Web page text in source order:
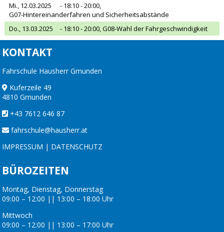
Mi., 12.03.2025
- 18:10 - 20:00,
G07-Hintereinanderfahren und Sicherheitsabstände
Do., 13.03.2025
- 18:10 - 20:00,G08-Wahl der Fahrgeschwindigkeit
KONTAKT
Fahrschule Hausherr Gmunden
Kuferzeile 49
4810 Gmunden
+43 7612 646 87
fahrschule@hausherr.at
IMPRESSUM | DATENSCHUTZ
BÜROZEITEN
Montag, Dienstag, Donnerstag
09:00 – 12:00 || 13:00 – 18:00 Uhr
Mittwoch
09:00 – 12:00 || 13:00 – 17:00 Uhr